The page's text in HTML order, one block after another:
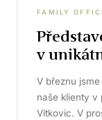
FAMILY
v
V březnu
naše klienty v
Vítkovic. V